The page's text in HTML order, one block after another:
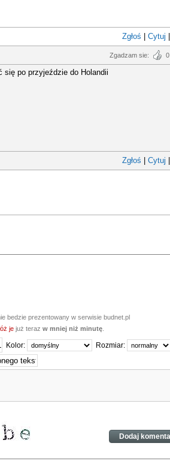
Zgłoś Cytuj
Zgadzam sie: 0
się po przyjeździe do Holandii
Zgłoś Cytuj
bedzie prezentowany w serwisie budnet.pl
je już teraz w mniej niż minutę
Kolor: Rozmiar: